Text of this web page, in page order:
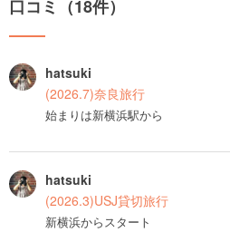
口コミ（18件）
hatsuki
(2026.7)奈良旅行
始まりは新横浜駅から
hatsuki
(2026.3)USJ貸切旅行
新横浜からスタート